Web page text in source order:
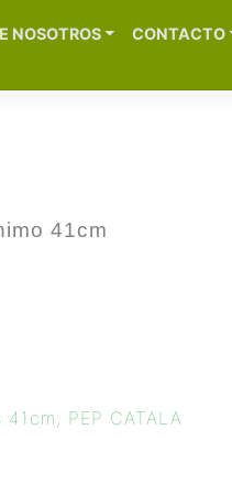
NOSOTROS CONTACTO
41cm
41cm , PEP CATALA